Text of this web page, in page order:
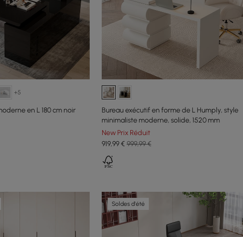
+5
en L 180 cm noir
Bureau exécutif en forme de L Humply, style
minimaliste moderne, solide, 1520 mm
New Prix Réduit
919,99€ 999,99 €
Soldes d'été